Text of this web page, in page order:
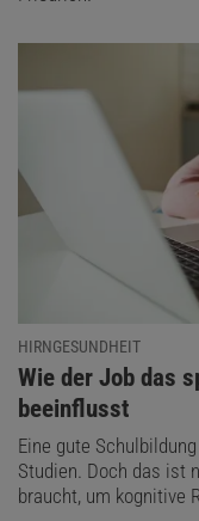
HIRNGESUNDHEIT
:
Wie der Job das
beeinflusst
Eine gute
Studien. Doch das ist
braucht, um kognitive